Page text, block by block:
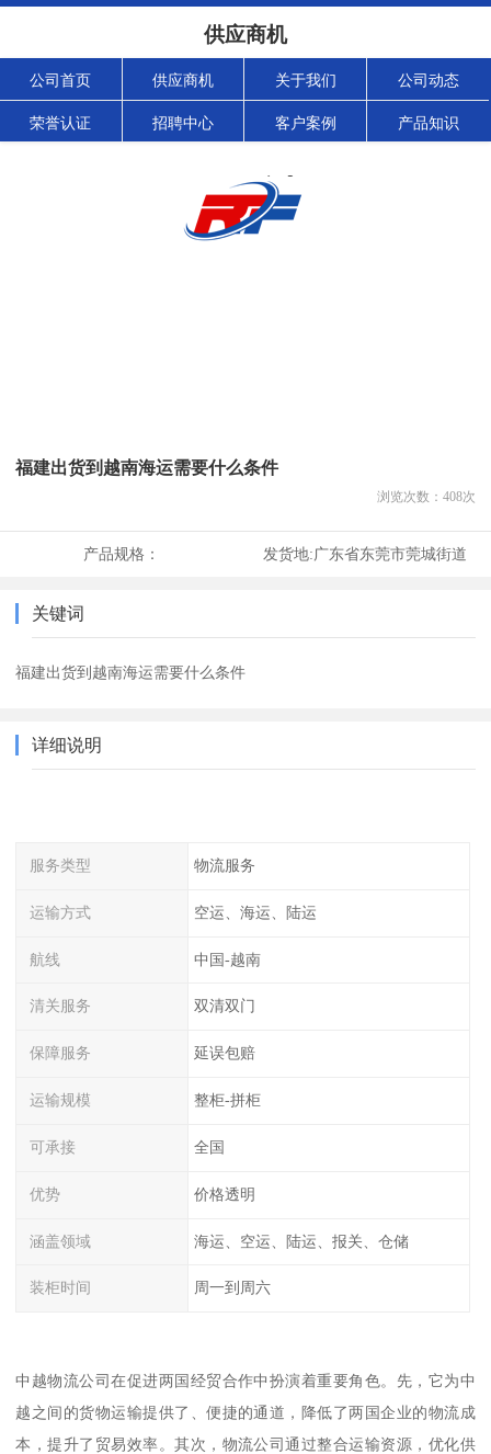
供应商机
公司首页 供应商机 关于我们 公司动态
荣誉认证 招聘中心 客户案例 产品知识
福建出货到越南海运需要什么条件
浏览次数： 408次
产品规格： 发货地:广东省东莞市莞城街道
关键词
福建出货到越南海运需要什么条件
详细说明
服务类型 物流服务
运输方式 空运、海运、陆运
航线 中国-越南
清关服务 双清双门
保障服务 延误包赔
运输规模 整柜-拼柜
可承接 全国
优势 价格透明
涵盖领域 海运、空运、陆运、报关、仓储
装柜时间 周一到周六
中越物流公司在促进两国经贸合作中扮演着重要角色。先，它为中
越之间的货物运输提供了、便捷的通道，降低了两国企业的物流成
本，提升了贸易效率。其次，物流公司通过整合运输资源，优化供